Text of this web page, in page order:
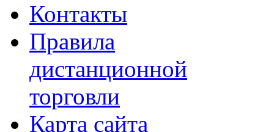
Контакты
Правила
дистанционной
торговли
Карта сайта